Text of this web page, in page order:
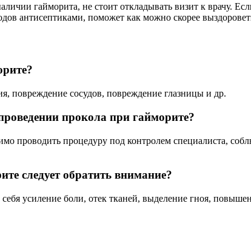
гайморита, не стоит откладывать визит к врачу.
антисептиками, поможет как можно скорее
повреждение сосудов, повреждение глазницы и др.
прокола при гайморите?
проводить процедуру под контролем специалиста,
следует обратить внимание?
усиление боли, отек тканей, выделение гноя,